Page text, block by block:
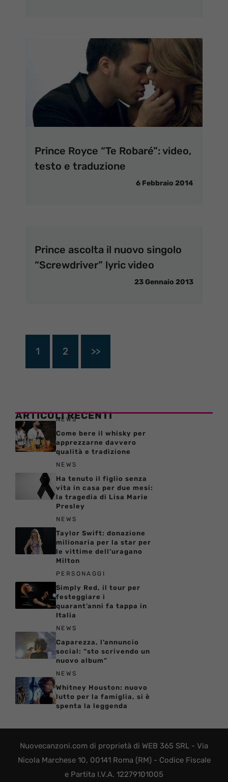
Prince Royce “Te Robaré”: video,
testo e traduzione
6 Febbraio 2014
Prince ascolta il nuovo singolo
“Screwdriver” lyric video
23 Gennaio 2013
1 2 >>
ARTICOLI RECENTI
NEWS
Come bere il whisky per
apprezzarne davvero
qualità e tradizione
NEWS
Ha tenuto il figlio senza
vita in casa per due mesi:
la tragedia di Lisa Marie
Presley
NEWS
Taylor Swift: donazione
milionaria per la star per
le vittime dell’uragano
Milton
PERSONAGGI
Simply Red, il tour per
festeggiare i
quarant’anni fa tappa in
Italia
NEWS
Caparezza, l’annuncio
social: “sto scrivendo un
nuovo album”
NEWS
Whitney Houston: nuovo
lutto per la famiglia, si è
spenta la leggenda
Nuovecanzoni.com di proprietà di WEB 365 SRL - Via
Nicola Marchese 10, 00141 Roma (RM) - Codice Fiscale
e Partita I.V.A. 12279101005